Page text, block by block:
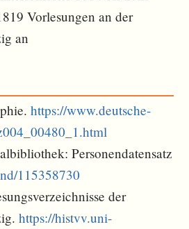
Vorlesungen an der
an
https://www.deutsche-
Personendatensatz
115358730
der
https://histvv.uni-